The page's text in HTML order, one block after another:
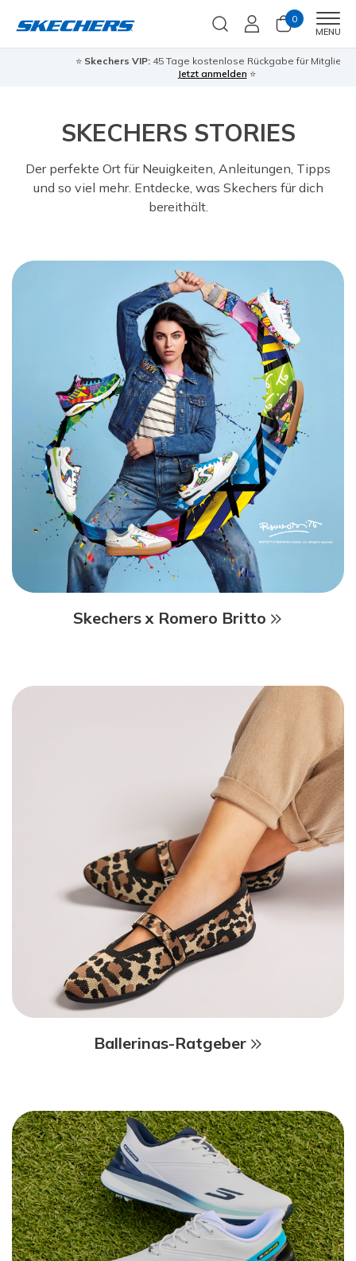
0
MENU
Skechers VIP:45 Tage kostenlose Rückgabe für Mitglieder
Jetzt anmelden⭐
SKECHERS STORIES
Der perfekte Ort für Neuigkeiten, Anleitungen, Tipps
und so viel mehr. Entdecke, was Skechers für dich
bereithält.
Skechers x Romero Britto
Ballerinas-Ratgeber